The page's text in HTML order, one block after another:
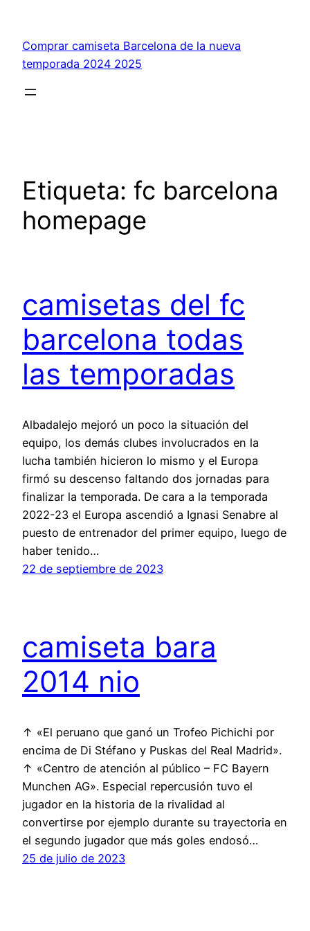
contenido
Comprar camiseta Barcelona de la nueva
temporada 2024 2025
Etiqueta: fc barcelona
homepage
camisetas del fc
barcelona todas
las temporadas
Albadalejo mejoró un poco la situación del
equipo, los demás clubes involucrados en la
lucha también hicieron lo mismo y el Europa
firmó su descenso faltando dos jornadas para
finalizar la temporada. De cara a la temporada
2022-23 el Europa ascendió a Ignasi Senabre al
puesto de entrenador del primer equipo, luego de
haber tenido…
22 de septiembre de 2023
camiseta bara
2014 nio
↑ «El peruano que ganó un Trofeo Pichichi por
encima de Di Stéfano y Puskas del Real Madrid».
↑ «Centro de atención al público – FC Bayern
Munchen AG». Especial repercusión tuvo el
jugador en la historia de la rivalidad al
convertirse por ejemplo durante su trayectoria en
el segundo jugador que más goles endosó…
25 de julio de 2023